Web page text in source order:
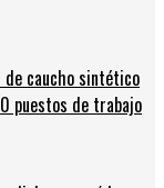
de caucho sintético
puestos de trabajo